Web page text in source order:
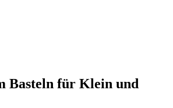
Basteln für Klein und